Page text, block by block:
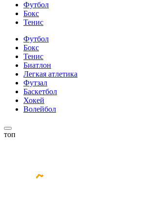
Футбол
Бокс
Тенис
Футбол
Бокс
Тенис
Биатлон
Легкая атлетика
Футзал
Баскетбол
Хокей
Волейбол
топ